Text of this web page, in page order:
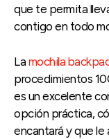
que te permita
contigo en todo
Lamochila
procedimientos
es un excelente
opción práctica,
encantará y que